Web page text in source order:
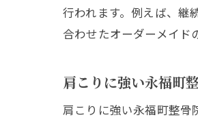
行われます。例えば、継
合わせたオーダーメイド
肩こりに強い永福町
肩こりに強い永福町整骨